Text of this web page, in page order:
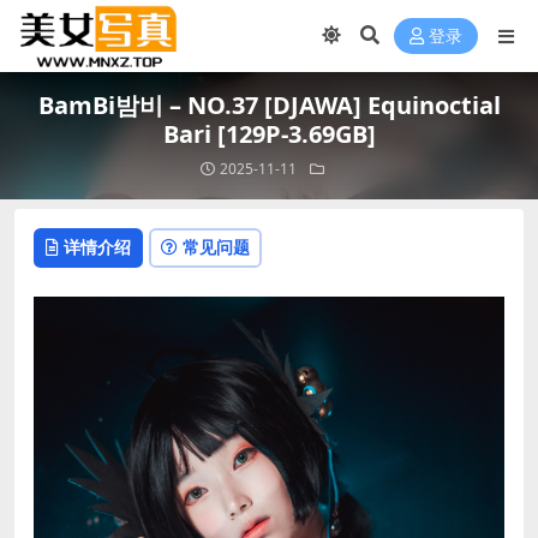
登录
BamBi밤비 – NO.37 [DJAWA] Equinoctial
Bari [129P-3.69GB]
2025-11-11
详情介绍 常见问题